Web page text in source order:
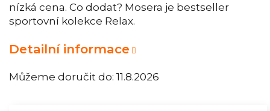
Můžeme doručit do: 11.8.2026
nízká cena. Co dodat? Mosera je bestseller
sportovní kolekce Relax.
Detailní informace